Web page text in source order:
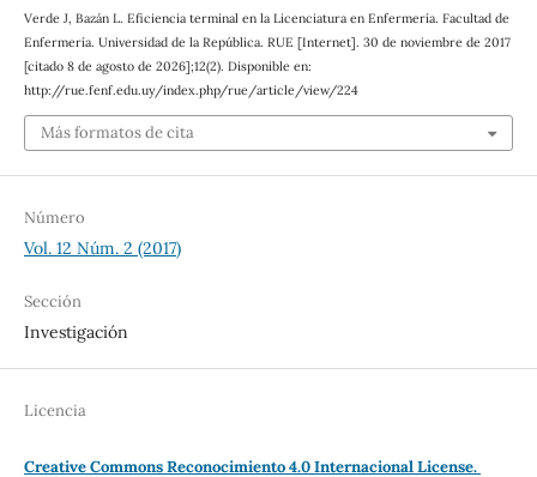
Verde J, Bazán L. Eficiencia terminal en la Licenciatura en Enfermería. Facultad de
Enfermería. Universidad de la República. RUE [Internet]. 30 de noviembre de 2017
[citado 8 de agosto de 2026];12(2). Disponible en:
http://rue.fenf.edu.uy/index.php/rue/article/view/224
Más formatos de cita
Número
Vol. 12 Núm. 2 (2017)
Sección
Investigación
Licencia
Creative Commons Reconocimiento 4.0 Internacional License.